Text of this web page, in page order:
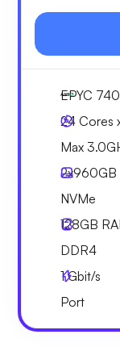
EPYC
24 Cores
Max
2x960GB
NVMe
128GB
DDR4
1Gbit/s
Port